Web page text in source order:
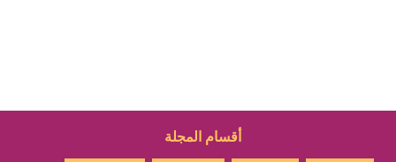
أقسام المجلة